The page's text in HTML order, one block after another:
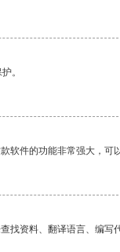
。
件的功能非常强大，可
找资料、翻译语言、编写